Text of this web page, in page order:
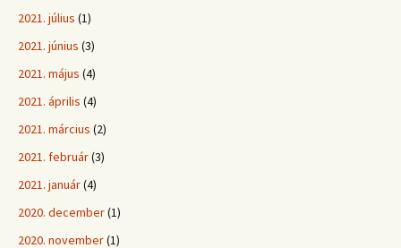
2021. július (1)
2021. június (3)
2021. május (4)
2021. április (4)
2021. március (2)
2021. február(3)
2021. január(4)
2020. december(1)
2020. november(1)